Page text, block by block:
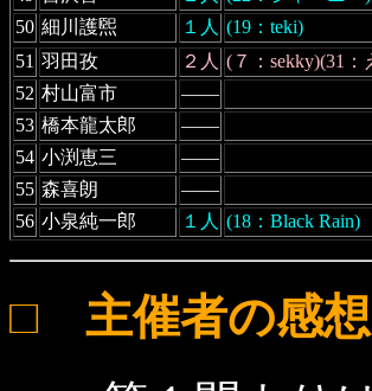
50 細川護煕 １人 (19：teki)
51 羽田孜 ２人 (７：sekky)(31：
52 村山富市
――
53 橋本龍太郎
――
54 小渕恵三
――
55 森喜朗
――
56 小泉純一郎 １人 (18：Black Rain)
□ 主催者の感想